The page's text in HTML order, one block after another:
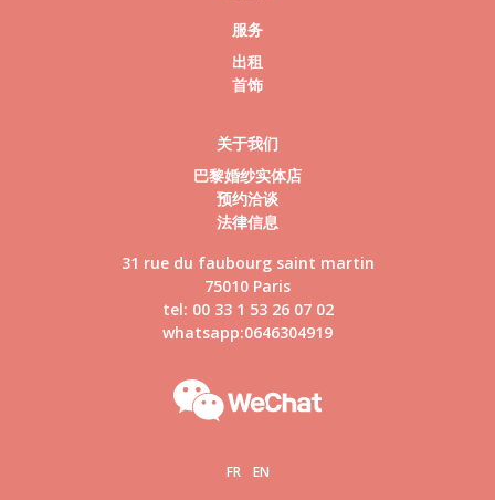
服务
出租
首饰
关于我们
巴黎婚纱实体店
预约洽谈
法律信息
31 rue du faubourg saint martin
75010 Paris
tel: 00 33 1 53 26 07 02
whatsapp:0646304919
FR EN